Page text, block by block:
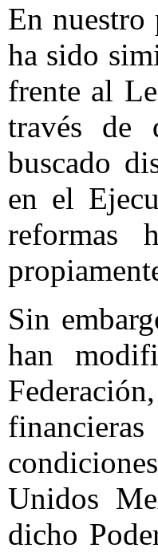
En nuestro
ha sido
frente al
través de
buscado
en el
reformas
Sin
han
Unidos
dicho